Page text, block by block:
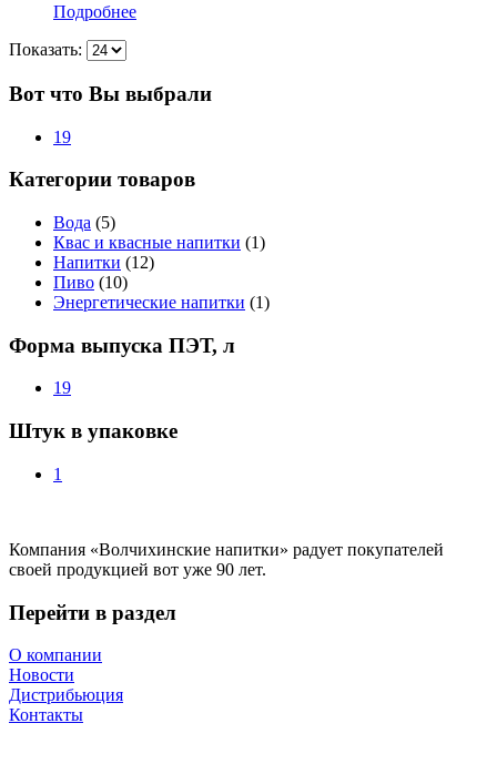
Подробнее
Показать:
Вот что Вы выбрали
19
Категории товаров
Вода (5)
Квас и квасные напитки (1)
Напитки (12)
Пиво (10)
Энергетические напитки (1)
Форма выпуска ПЭТ, л
19
Штук в упаковке
1
Компания «Волчихинские напитки» радует покупателей
своей продукцией вот уже 90 лет.
Перейти в раздел
О компании
Новости
Дистрибьюция
Контакты